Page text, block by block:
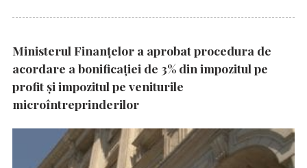
Ministerul Finanțelor a aprobat procedura de
acordare a bonificației de 3% din impozitul pe
profit și impozitul pe veniturile
microîntreprinderilor